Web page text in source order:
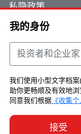
我的身份
投资者和企业家
我们使用小型文字档
助你更畅顺及有效地
同意我们根据 《收集
接受
私隐政策
使用小型文字档案
网页指南
联络我们
Copyright ©
Reserved.